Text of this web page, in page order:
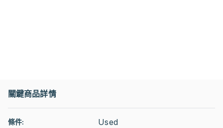
關鍵商品詳情
條件: Used